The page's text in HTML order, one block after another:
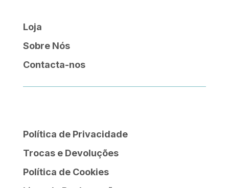
Loja
Sobre Nós
Contacta-nos
Política de Privacidade
Trocas e Devoluções
Política de Cookies